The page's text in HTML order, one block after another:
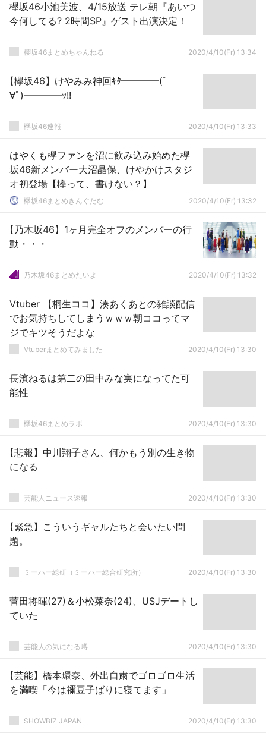
欅坂46小池美波、4/15放送 テレ朝『あいつ
今何してる? 2時間SP』ゲスト出演決定！
櫻坂46まとめちゃんねる 2020/4/10(Fr) 13:34
【欅坂46】けやみみ神回ｷﾀ━━━━(ﾟ
∀ﾟ)━━━━ｯ!!
欅坂46速報 2020/4/10(Fr) 13:33
はやくも欅ファンを沼に飲み込み始めた欅
坂46新メンバー大沼晶保、けやかけスタジ
オ初登場【欅って、書けない？】
欅坂46まとめきんぐだむ 2020/4/10(Fr) 13:32
【乃木坂46】1ヶ月完全オフのメンバーの行
動・・・
乃木坂46まとめたいよ 2020/4/10(Fr) 13:32
Vtuber 【桐生ココ】湊あくあとの雑談配信
でお気持ちしてしまうｗｗｗ朝ココってマ
ジでキツそうだよな
Vtuberまとめてみました 2020/4/10(Fr) 13:30
長濱ねるは第二の田中みな実になってた可
能性
欅坂46まとめラボ 2020/4/10(Fr) 13:30
【悲報】中川翔子さん、何かもう別の生き物
になる
芸能人ニュース速報 2020/4/10(Fr) 13:30
【緊急】こういうギャルたちと会いたい問
題。
ミーハー総研（ミーハー総合研究所） 2020/4/10(Fr) 13:30
菅田将暉(27)＆小松菜奈(24)、USJデートし
ていた
芸能人の気になる噂 2020/4/10(Fr) 13:30
【芸能】橋本環奈、外出自粛でゴロゴロ生活
を満喫「今は禰豆子ばりに寝てます」
SHOWBIZ JAPAN 2020/4/10(Fr) 13:30